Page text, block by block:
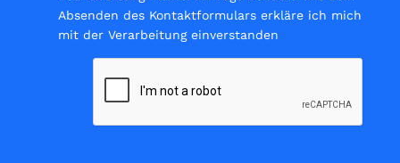
Absenden des Kontaktformulars erkläre ich mich
mit der Verarbeitung einverstanden